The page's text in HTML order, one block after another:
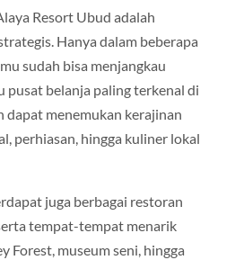
Resort Ubud adalah
Hanya dalam beberapa
sudah bisa menjangkau
pusat belanja paling terkenal di
dapat menemukan kerajinan
perhiasan, hingga kuliner lokal
juga berbagai restoran
tempat-tempat menarik
Forest, museum seni, hingga